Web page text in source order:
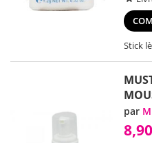
Stick
par
8,90